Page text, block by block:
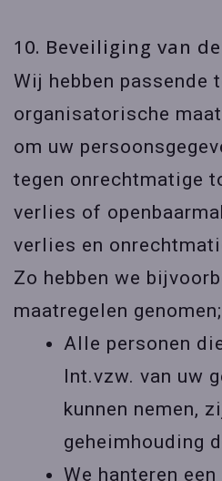
10. Beveiliging van
Wij hebben passende
organisatorische
om uw
tegen onrechtmatige
verlies of
verlies en
Zo hebben we
maatregelen genomen;
Alle personen
Int.vzw. van uw
kunnen nemen,
geheimhouding
We hanteren